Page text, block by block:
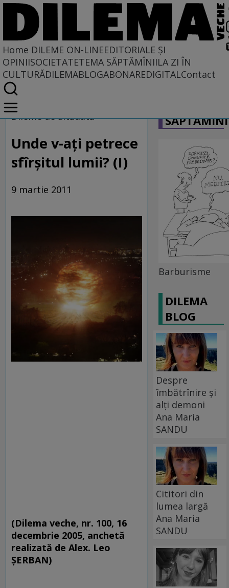
Home DILEME ON-LINEEDITORIALE ȘI
OPINIISOCIETATETEMA SĂPTĂMÎNIILA ZI ÎN
CULTURĂDILEMABLOGABONAREDIGITALContact
Home
Dileme on-line
Dileme de altădată
Unde v-aţi petrece
sfîrşitul lumii? (I)
9 martie 2011
(Dilema veche, nr. 100, 16
decembrie 2005, anchetă
realizată de Alex. Leo
ŞERBAN)
Barburisme
DILEMA
BLOG
Despre
îmbătrînire și
alți demoni
Ana Maria
SANDU
Cititori din
lumea largă
Ana Maria
SANDU